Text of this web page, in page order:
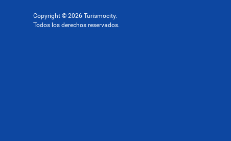
Copyright © 2026 Turismocity.
Todos los derechos reservados.